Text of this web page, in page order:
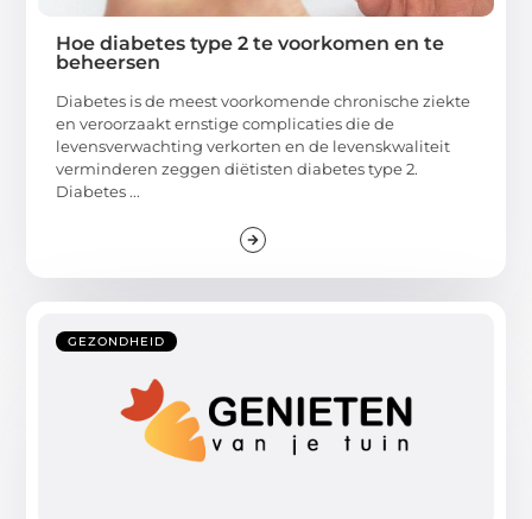
Hoe diabetes type 2 te voorkomen en te
beheersen
Diabetes is de meest voorkomende chronische ziekte
en veroorzaakt ernstige complicaties die de
levensverwachting verkorten en de levenskwaliteit
verminderen zeggen diëtisten diabetes type 2.
Diabetes ...
GEZONDHEID